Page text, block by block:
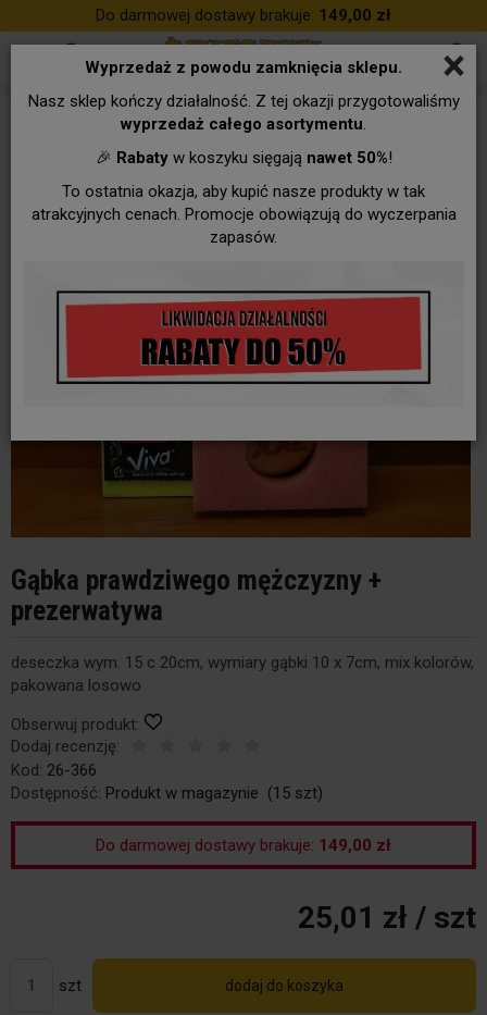
×
Wyprzedaż z powodu zamknięcia sklepu.
Nasz sklep kończy działalność. Z tej okazji przygotowaliśmy
wyprzedaż całego asortymentu.
🎉 Rabatyw koszyku sięgają nawet 50%!
To ostatnia okazja, aby kupić nasze produkty w tak
atrakcyjnych cenach. Promocje obowiązują do wyczerpania
zapasów.
Do darmowej dostawy brakuje: 149,00 zł
Gąbka prawdziwego mężczyzny +
prezerwatywa
deseczka wym. 15 c 20cm, wymiary gąbki 10 x 7cm, mix kolorów,
pakowana losowo
Obserwuj produkt:
Dodaj recenzję:
Kod: 26-366
Dostępność: Produkt w magazynie (15 szt)
Do darmowej dostawy brakuje: 149,00 zł
25,01 zł / szt
szt dodaj do koszyka